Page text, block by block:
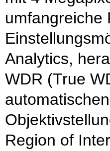
umfangreiche
Analytics,
WDR (True
Region of